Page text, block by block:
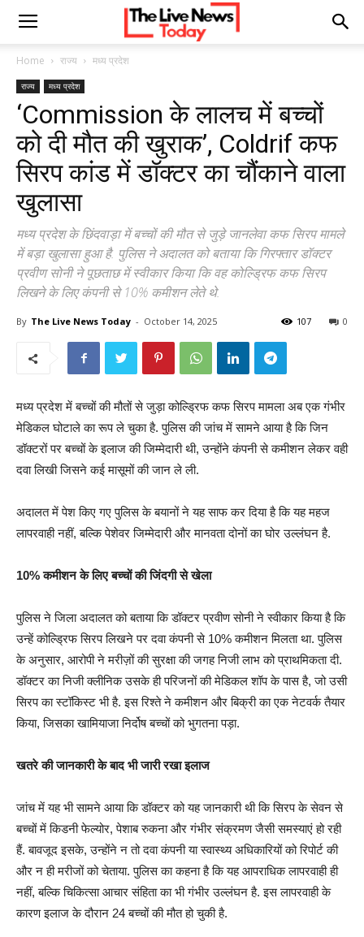
Home राज्य मध्य प्रदेश
राज्य मध्य प्रदेश
‘Commission के लालच में बच्चों
को दी मौत की खुराक’, Coldrif कफ
सिरप कांड में डॉक्टर का चौंकाने वाला
खुलासा
मध्य प्रदेश के छिंदवाड़ा में बच्चों की मौत से जुड़े जानलेवा कफ सिरप मामले
में बड़ा खुलासा हुआ है. पुलिस ने अदालत को बताया कि गिरफ्तार डॉक्टर
प्रवीण सोनी ने पूछताछ में स्वीकार किया कि वह कोल्ड्रिफ कफ सिरप
लिखने के लिए कंपनी से 10% कमीशन लेते थे.
By The Live News Today - October 14, 2025 0
107
मध्य प्रदेश में बच्चों की मौतों से जुड़ा कोल्ड्रिफ कफ सिरप मामला अब एक गंभीर
मेडिकल घोटाले का रूप ले चुका है. पुलिस की जांच में सामने आया है कि जिन
डॉक्टरों पर बच्चों के इलाज की जिम्मेदारी थी, उन्होंने कंपनी से कमीशन लेकर वही
दवा लिखी जिसने कई मासूमों की जान ले ली.
अदालत में पेश किए गए पुलिस के बयानों ने यह साफ कर दिया है कि यह महज
लापरवाही नहीं, बल्कि पेशेवर जिम्मेदारी और मानवता दोनों का घोर उल्लंघन है.
10% कमीशन के लिए बच्चों की जिंदगी से खेला
पुलिस ने जिला अदालत को बताया कि डॉक्टर प्रवीण सोनी ने स्वीकार किया है कि
उन्हें कोल्ड्रिफ सिरप लिखने पर दवा कंपनी से 10% कमीशन मिलता था. पुलिस
के अनुसार, आरोपी ने मरीज़ों की सुरक्षा की जगह निजी लाभ को प्राथमिकता दी.
डॉक्टर का निजी क्लीनिक उसके ही परिजनों की मेडिकल शॉप के पास है, जो उसी
सिरप का स्टॉकिस्ट भी है. इस रिश्ते ने कमीशन और बिक्री का एक नेटवर्क तैयार
किया, जिसका खामियाजा निर्दोष बच्चों को भुगतना पड़ा.
खतरे की जानकारी के बाद भी जारी रखा इलाज
जांच में यह भी सामने आया कि डॉक्टर को यह जानकारी थी कि सिरप के सेवन से
बच्चों में किडनी फेल्योर, पेशाब रुकना और गंभीर संक्रमण जैसी समस्याएं हो रही
हैं. बावजूद इसके, उन्होंने न तो दवा कंपनी या स्वास्थ्य अधिकारियों को रिपोर्ट की
और न ही मरीजों को चेताया. पुलिस का कहना है कि यह आपराधिक लापरवाही ही
नहीं, बल्कि चिकित्सा आचार संहिता का भी गंभीर उल्लंघन है. इस लापरवाही के
कारण इलाज के दौरान 24 बच्चों की मौत हो चुकी है.